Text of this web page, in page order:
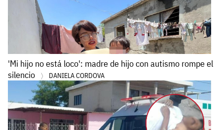
'Mi hijo no está loco': madre de hijo con autismo rompe el
silencio
DANIELA CORDOVA